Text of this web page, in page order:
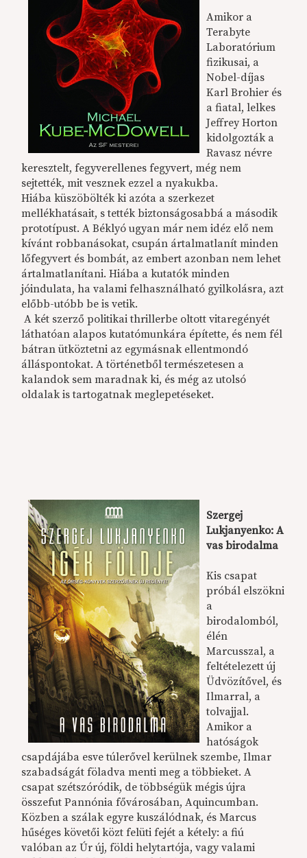
Amikor a
Terabyte
Laboratórium
fizikusai, a
Nobel-díjas
Karl Brohier és
a fiatal, lelkes
Jeffrey Horton
kidolgozták a
Ravasz névre
keresztelt, fegyverellenes fegyvert, még nem
sejtették, mit vesznek ezzel a nyakukba.
Hiába küszöbölték ki azóta a szerkezet
mellékhatásait, s tették biztonságosabbá a második
prototípust. A Béklyó ugyan már nem idéz elő nem
kívánt robbanásokat, csupán ártalmatlanít minden
lőfegyvert és bombát, az embert azonban nem lehet
ártalmatlanítani. Hiába a kutatók minden
jóindulata, ha valami felhasználható gyilkolásra, azt
előbb-utóbb be is vetik.
A két szerző politikai thrillerbe oltott vitaregényét
láthatóan alapos kutatómunkára építette, és nem fél
bátran ütköztetni az egymásnak ellentmondó
álláspontokat. A történetből természetesen a
kalandok sem maradnak ki, és még az utolsó
oldalak is tartogatnak meglepetéseket.
Szergej
Lukjanyenko: A
vas birodalma
Kis csapat
próbál elszökni
a
birodalomból,
élén
Marcusszal, a
feltételezett új
Üdvözítővel, és
Ilmarral, a
tolvajjal.
Amikor a
hatóságok
csapdájába esve túlerővel kerülnek szembe, Ilmar
szabadságát föladva menti meg a többieket. A
csapat szétszóródik, de többségük mégis újra
összefut Pannónia fővárosában, Aquincumban.
Közben a szálak egyre kuszálódnak, és Marcus
hűséges követői közt felüti fejét a kétely: a fiú
valóban az Úr új, földi helytartója, vagy valami